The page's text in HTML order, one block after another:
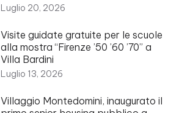
Luglio 20, 2026
Visite guidate gratuite per le scuole
alla mostra “Firenze ’50 ’60 ’70” a
Villa Bardini
Luglio 13, 2026
Villaggio Montedomini, inaugurato il